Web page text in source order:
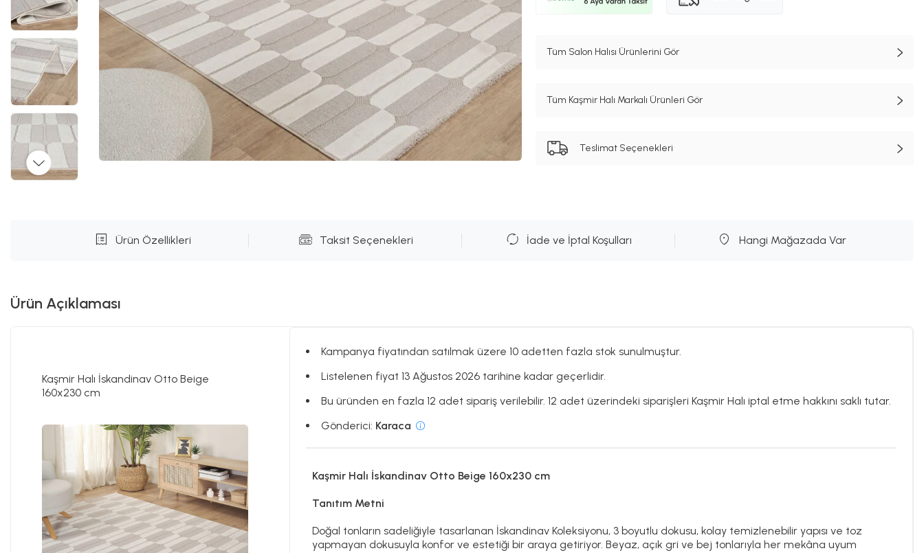
Tüm Salon Halısı Ürünlerini Gör
Tüm Kaşmir Halı Markalı Ürünleri Gör
Teslimat Seçenekleri
Ürün Özellikleri Taksit Seçenekleri İade ve İptal Koşulları Hangi Mağazada Var
Ürün Açıklaması
Kaşmir Halı İskandinav Otto Beige
160x230 cm
Kampanya fiyatından satılmak üzere 10 adetten fazla stok sunulmuştur.
Listelenen fiyat 13 Ağustos 2026 tarihine kadar geçerlidir.
Bu üründen en fazla 12 adet sipariş verilebilir. 12 adet üzerindeki siparişleri Kaşmir Halı iptal etme hakkını saklı tutar.
Gönderici: Karaca
Kaşmir Halı İskandinav Otto Beige 160x230 cm
Tanıtım Metni
Doğal tonların sadeliğiyle tasarlanan İskandinav Koleksiyonu, 3 boyutlu dokusu, kolay temizlenebilir yapısı ve toz
yapmayan dokusuyla konfor ve estetiği bir araya getiriyor. Beyaz, açık gri ve bej tonlarıyla her mekâna uyum